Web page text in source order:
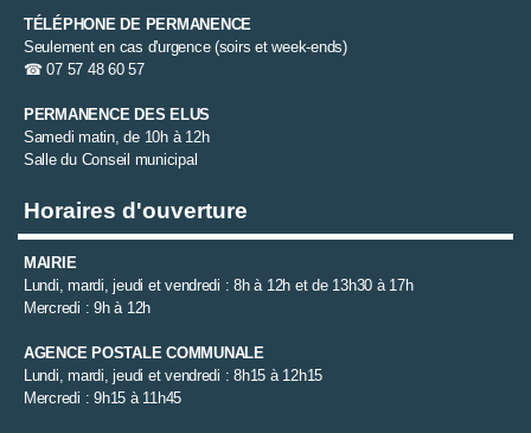
TÉLÉPHONE DE PERMANENCE
Seulement en cas d'urgence (soirs et week-ends)
☎07 57 48 60 57
PERMANENCE DES ELUS
Samedi matin, de 10h à 12h
Salle du Conseil municipal
Horaires d'ouverture
MAIRIE
Lundi, mardi, jeudi et vendredi : 8h à 12h et de 13h30 à 17h
Mercredi : 9h à 12h
AGENCE POSTALE COMMUNALE
Lundi, mardi, jeudi et vendredi : 8h15 à 12h15
Mercredi : 9h15 à 11h45